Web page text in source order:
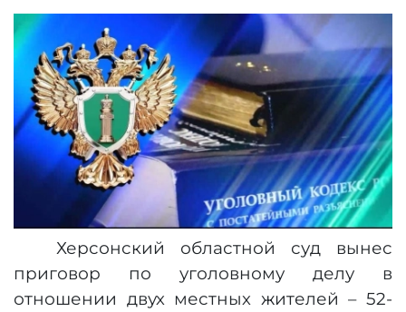
Херсонский областной суд вынес
приговор по уголовному делу в
отношении двух местных жителей – 52-